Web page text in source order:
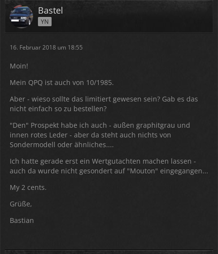
Bastel
YN
16. Februar 2018 um 18:55
Moin!
Mein QPQ ist auch von 10/1985.
Aber - wieso sollte das limitiert gewesen sein? Gab es das
nicht einfach so zu bestellen?
"Den" Prospekt habe ich auch - außen graphitgrau und
innen rotes Leder - aber da steht auch nichts von
Sondermodell oder ähnliches....
Ich hatte gerade erst ein Wertgutachten machen lassen -
auch da wurde nicht gesondert auf "Mouton" eingegangen...
My 2 cents.
Grüße,
Bastian